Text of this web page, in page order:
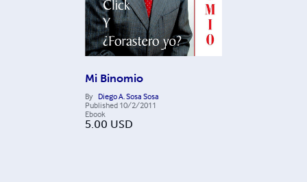
Mi Binomio
By Diego A. Sosa Sosa
Published 10/2/2011
Ebook
5.00 USD